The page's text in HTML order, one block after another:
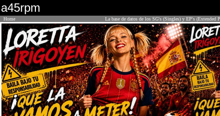
a45rpm
Home La base de datos de los SG's (Singles) y EP's (Extended